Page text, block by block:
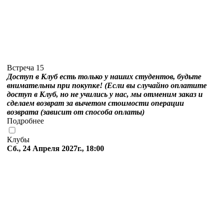
Встреча 15
Доступ в Клуб есть только у наших студентов, будьте
внимательны при покупке! (Если вы случайно оплатите
доступ в Клуб, но не учились у нас, мы отменим заказ и
сделаем возврат за вычетом стоимости операции
возврата (зависит от способа оплаты)
Подробнее
Клубы
Сб., 24 Апреля 2027г., 18:00